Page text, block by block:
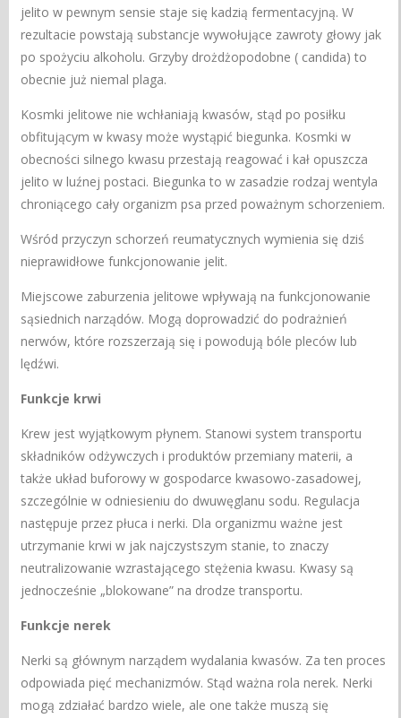
jelito w pewnym sensie staje się kadzią fermentacyjną. W
rezultacie powstają substancje wywołujące zawroty głowy jak
po spożyciu alkoholu. Grzyby drożdżopodobne ( candida) to
obecnie już niemal plaga.
Kosmki jelitowe nie wchłaniają kwasów, stąd po posiłku
obfitującym w kwasy może wystąpić biegunka. Kosmki w
obecności silnego kwasu przestają reagować i kał opuszcza
jelito w luźnej postaci. Biegunka to w zasadzie rodzaj wentyla
chroniącego cały organizm psa przed poważnym schorzeniem.
Wśród przyczyn schorzeń reumatycznych wymienia się dziś
nieprawidłowe funkcjonowanie jelit.
Miejscowe zaburzenia jelitowe wpływają na funkcjonowanie
sąsiednich narządów. Mogą doprowadzić do podrażnień
nerwów, które rozszerzają się i powodują bóle pleców lub
lędźwi.
Funkcje krwi
Krew jest wyjątkowym płynem. Stanowi system transportu
składników odżywczych i produktów przemiany materii, a
także układ buforowy w gospodarce kwasowo-zasadowej,
szczególnie w odniesieniu do dwuwęglanu sodu. Regulacja
następuje przez płuca i nerki. Dla organizmu ważne jest
utrzymanie krwi w jak najczystszym stanie, to znaczy
neutralizowanie wzrastającego stężenia kwasu. Kwasy są
jednocześnie „blokowane” na drodze transportu.
Funkcje nerek
Nerki są głównym narządem wydalania kwasów. Za ten proces
odpowiada pięć mechanizmów. Stąd ważna rola nerek. Nerki
mogą zdziałać bardzo wiele, ale one także muszą się